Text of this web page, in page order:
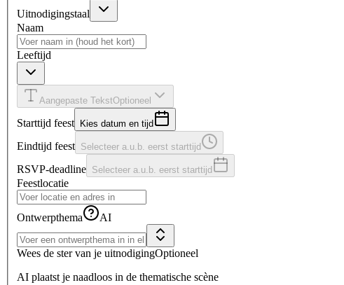
Uitnodigingstaal
Naam
Leeftijd
Aangepaste TekstOptioneel
Starttijd feest Kies datum en tijd
Eindtijd feest Selecteer a.u.b. eerst starttijd
RSVP-deadline Selecteer a.u.b. eerst starttijd
Feestlocatie
Ontwerpthema AI
Wees de ster van je uitnodigingOptioneel
AI plaatst je naadloos in de thematische scène